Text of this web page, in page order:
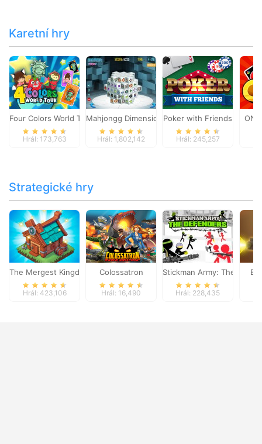
Karetní hry
Four Colors World Tour
Hrál: 173,763
Mahjongg Dimensions
Hrál: 1,802,142
Poker with Friends
Hrál: 245,257
Strategické hry
The Mergest Kingdom
Hrál: 423,106
Colossatron
Hrál: 16,490
Stickman Army: The
Hrál: 228,435